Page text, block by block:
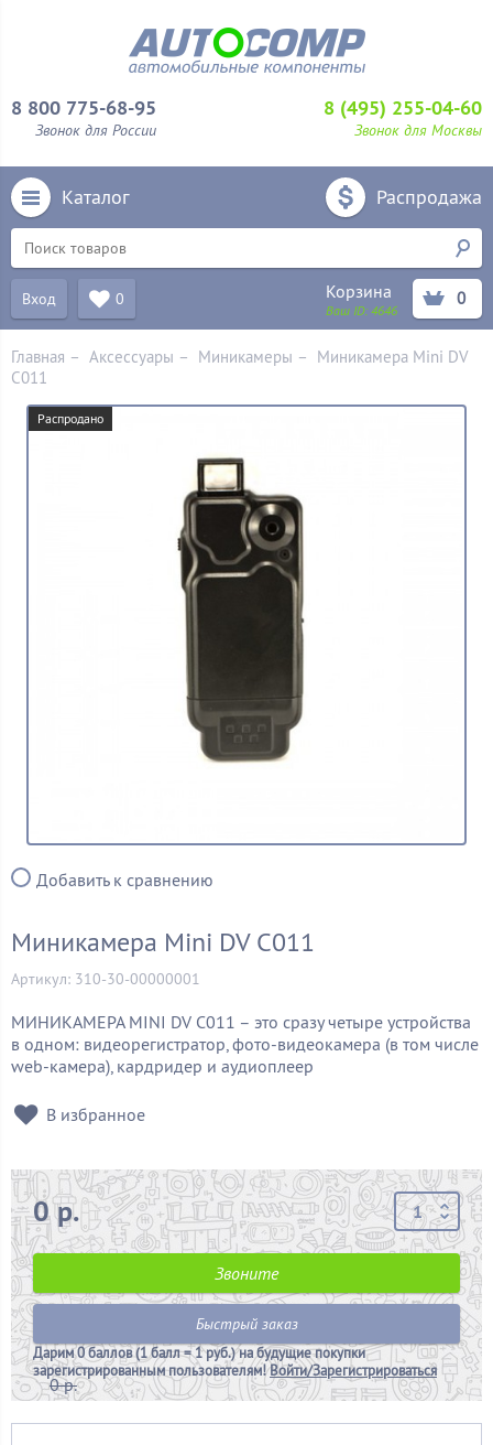
8 800 775-68-95
Звонок для России
8 (495) 255-04-60
Звонок для Москвы
Каталог Распродажа
Вход 0 Корзина
Ваш ID:4646
0
Главная – Аксессуары – Миникамеры – Миникамера Mini DV
C011
Распродано
Добавить к сравнению
Миникамера Mini DV C011
Артикул: 310-30-00000001
МИНИКАМЕРА MINI DV C011 – это сразу четыре устройства
в одном: видеорегистратор, фото-видеокамера (в том числе
web-камера), кардридер и аудиоплеер
В избранное
0 р.
0 р.
Звоните
Быстрый заказ
Дарим0 баллов (1 балл = 1 руб.)на будущие покупки
зарегистрированным пользователям!Войти/Зарегистрироваться